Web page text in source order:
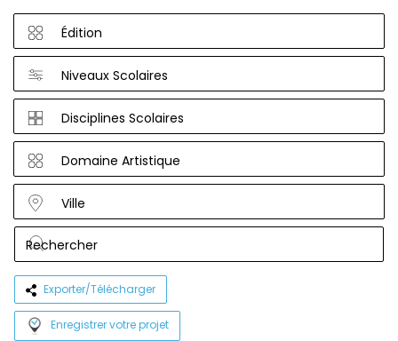
Édition
Niveaux Scolaires
Disciplines Scolaires
Domaine Artistique
Ville
Exporter/Télécharger
Enregistrer votre projet